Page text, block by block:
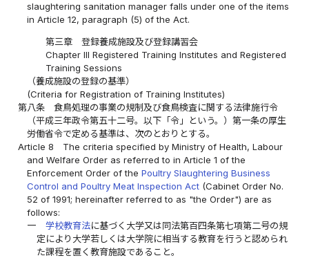
slaughtering sanitation manager falls under one of the items
in Article 12, paragraph (5) of the Act.
第三章 登録養成施設及び登録講習会
Chapter III Registered Training Institutes and Registered
Training Sessions
（養成施設の登録の基準）
(Criteria for Registration of Training Institutes)
第八条
食鳥処理の事業の規制及び食鳥検査に関する法律施行令
（平成三年政令第五十二号。以下「令」という。）第一条の厚生
労働省令で定める基準は、次のとおりとする。
Article 8
The criteria specified by Ministry of Health, Labour
and Welfare Order as referred to in Article 1 of the
Enforcement Order of thePoultry Slaughtering Business
Control and Poultry Meat Inspection Act (Cabinet Order No.
52 of 1991; hereinafter referred to as "the Order") are as
follows:
一
学校教育法に基づく大学又は同法第百四条第七項第二号の規
定により大学若しくは大学院に相当する教育を行うと認められ
た課程を置く教育施設であること。